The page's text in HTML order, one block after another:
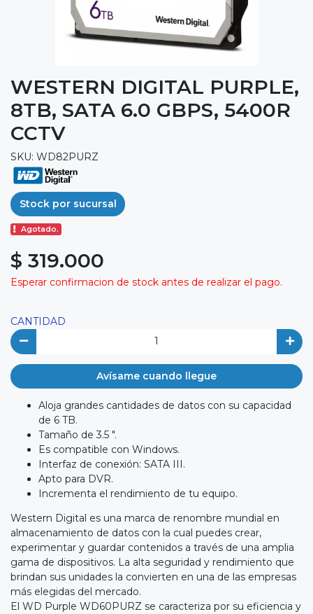
WESTERN DIGITAL PURPLE,
8TB, SATA 6.0 GBPS, 5400R
CCTV
SKU: WD82PURZ
Stock por sucursal
Agotado.
$ 319.000
Esperar confirmacion de stock antes de realizar el pago.
CANTIDAD
Avísame cuando llegue
Aloja grandes cantidades de datos con su capacidad
de 6 TB.
Tamaño de 3.5 ".
Es compatible con Windows.
Interfaz de conexión: SATA III.
Apto para DVR.
Incrementa el rendimiento de tu equipo.
Western Digital es una marca de renombre mundial en
almacenamiento de datos con la cual puedes crear,
experimentar y guardar contenidos a través de una amplia
gama de dispositivos. La alta seguridad y rendimiento que
brindan sus unidades la convierten en una de las empresas
más elegidas del mercado.
El WD Purple WD60PURZ se caracteriza por su eficiencia y